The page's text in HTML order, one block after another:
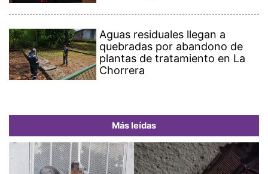
Aguas residuales llegan a
quebradas por abandono de
plantas de tratamiento en La
Chorrera
Más leídas